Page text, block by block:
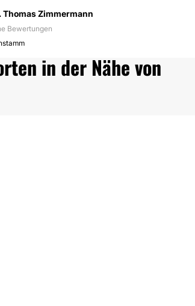
Thomas Zimmermann
Bewertungen
in der Nähe von